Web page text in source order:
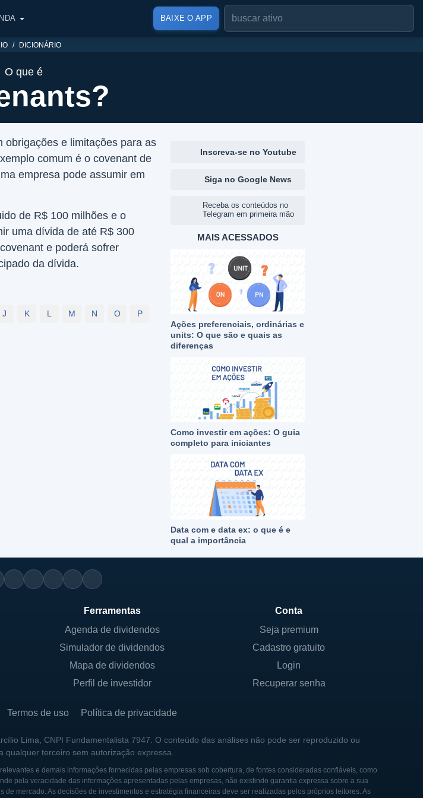
BAIXE O APP
DICIONÁRIO
O que é
obrigações e limitações para as
comum é o covenant de
empresa pode assumir em
de R$ 100 milhões e o
uma dívida de até R$ 300
e poderá sofrer
da dívida.
J K L M N O P
Inscreva-se no Youtube
Siga no Google News
Receba os conteúdos no
Telegram em primeira mão
MAIS ACESSADOS
Ações preferenciais, ordinárias e
units: O que são e quais as
diferenças
Como investir em ações: O guia
completo para iniciantes
Data com e data ex: o que é e
qual a importância
Ferramentas
Agenda de dividendos
Simulador de dividendos
Mapa de dividendos
Perfil de investidor
Conta
Seja premium
Cadastro gratuito
Login
Recuperar senha
Termos de uso Política de privacidade
Lima, CNPI Fundamentalista 7947. O conteúdo das análises não pode ser reproduzido ou
terceiro sem autorização expressa.
e demais informações fornecidas pelas empresas sob cobertura, de fontes consideradas confiáveis, como
pela veracidade das informações apresentadas pelas empresas, não existindo garantia expressa sobre a sua
mercado. As decisões de investimentos e estratégia financeiras deve ser realizadas pelos próprios leitores. As